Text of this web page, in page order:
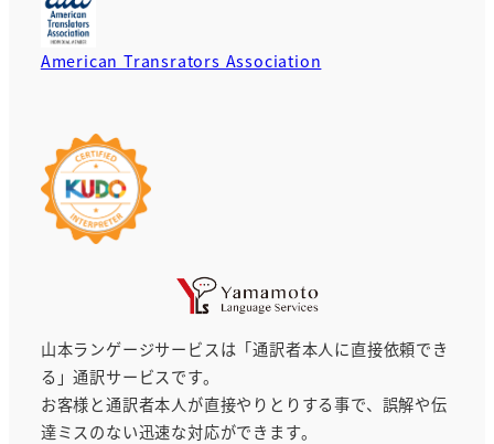
American Transrators Association
山本ランゲージサービスは「通訳者本人に直接依頼でき
る」通訳サービスです。
お客様と通訳者本人が直接やりとりする事で、誤解や伝
達ミスのない迅速な対応ができます。